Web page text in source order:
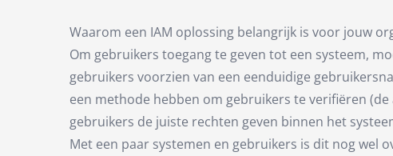
Waarom een IAM oplossing belangrijk is voor jouw
Om gebruikers toegang te geven tot een systeem,
gebruikers voorzien van een eenduidige
een methode hebben om gebruikers te verifiëren
gebruikers de juiste rechten geven binnen het
Met een paar systemen en gebruikers is dit nog wel